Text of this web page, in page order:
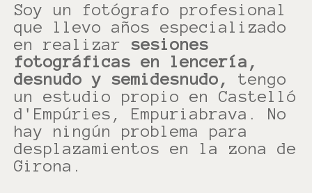
Soy un fotógrafo profesional
que llevo años especializado
en realizar sesiones
fotográficas en
lencería,
desnudo y semidesnudo, tengo
un estudio propio en Castelló
d'Empúries, Empuriabrava. No
hay ningún problema para
desplazamientos en la zona de
Girona.